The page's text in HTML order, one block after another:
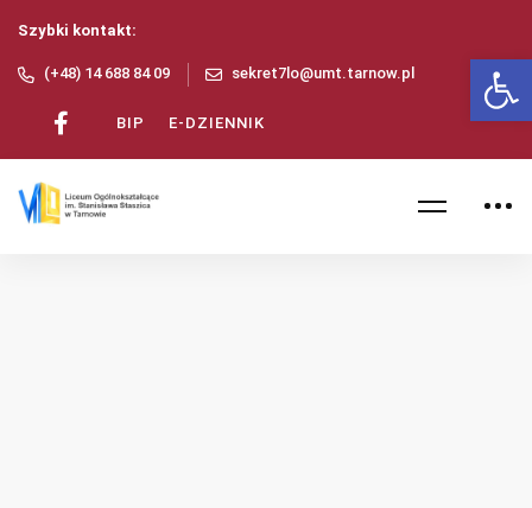
Szybki kontakt:
(+48) 14 688 84 09 sekret7lo@umt.tarnow.pl
BIP E-DZIENNIK